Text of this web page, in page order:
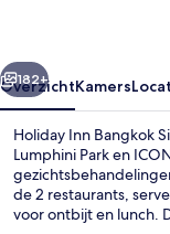
Volgende
182+
OverzichtKamers
Holiday Inn Bangkok
Lumphini Park en
de 2 restaurants,
voor ontbijt en lunch.